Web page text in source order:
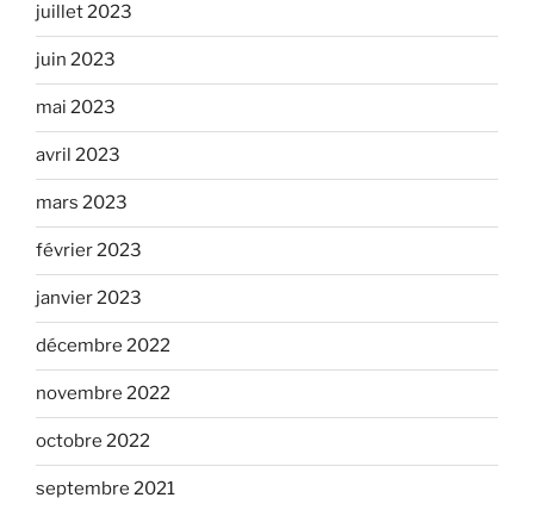
juillet 2023
juin 2023
mai 2023
avril 2023
mars 2023
février 2023
janvier 2023
décembre 2022
novembre 2022
octobre 2022
septembre 2021